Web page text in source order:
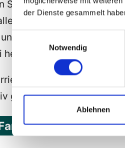
der Dienste gesammelt
Notwendig
Ablehnen
Sie, wie Sie Abstände
Websites
und versuchen Sie, Ihre
helfen, die Bedienbarkeit
Websites ist
gestaltet, schließt man